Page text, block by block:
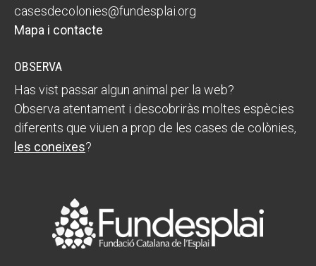
casesdecolonies@fundesplai.org
Mapa i contacte
OBSERVA
Has vist passar algun animal per la web?
Observa atentament i descobriràs moltes espècies
diferents que viuen a prop de les cases de colònies,
les coneixes?